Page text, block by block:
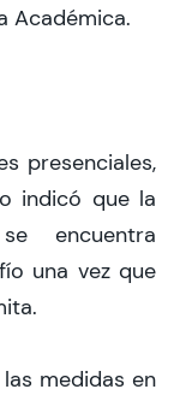
Académica.
presenciales,
indicó que la
encuentra
una vez que
medidas en